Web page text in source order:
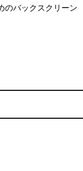
のバックスクリーン